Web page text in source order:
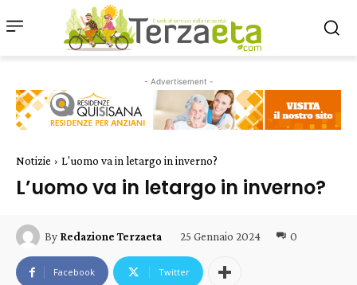
- Advertisement -
Notizie L'uomo va in letargo in inverno?
L’uomo va in letargo in inverno?
By Redazione Terzaeta 25 Gennaio 2024 0
Facebook Twitter